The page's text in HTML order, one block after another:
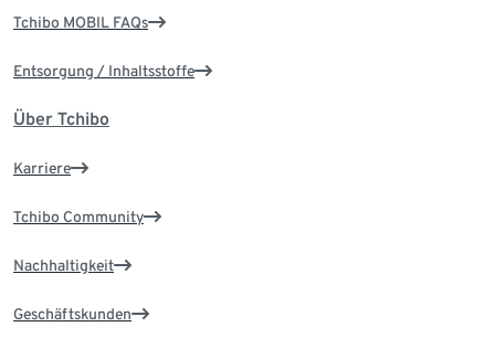
Tchibo MOBIL FAQs
Entsorgung / Inhaltsstoffe
Über Tchibo
Karriere
Tchibo Community
Nachhaltigkeit
Geschäftskunden